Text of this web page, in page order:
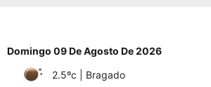
Domingo 09 De Agosto De 2026
2.5ºc
| Bragado